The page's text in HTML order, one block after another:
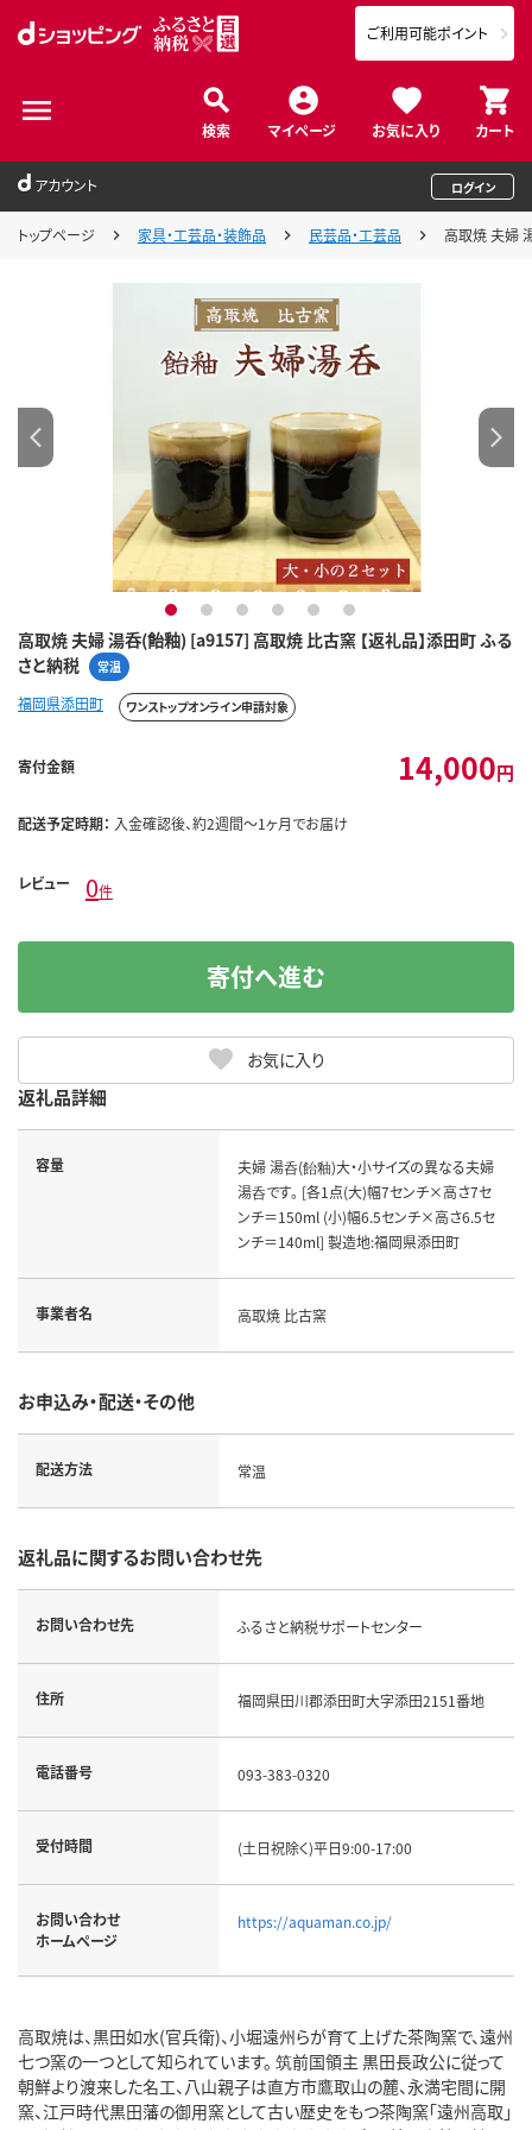
検索 マイページ お気に入り カート
ご利用可能ポイント
アカウント ログイン
トップページ 家具・工芸品・装飾品 民芸品・工芸品 高取焼 夫婦
高取焼 夫婦 湯呑(飴釉) [a9157] 高取焼 比古窯 【返礼品】添田町 ふる
さと納税
常温
1 2 3 4 5 6
福岡県添田町 ワンストップオンライン申請対象
寄付金額 14,000円
配送予定時期： 入金確認後、約2週間～1ヶ月でお届け
レビュー 0件
お気に入り
寄付へ進む
返礼品詳細
容量
夫婦 湯呑(飴釉)大・小サイズの異なる夫婦
湯呑です。 [各1点(大)幅7センチ×高さ7セ
ンチ＝150ml (小)幅6.5センチ×高さ6.5セ
ンチ＝140ml] 製造地:福岡県添田町
事業者名 高取焼 比古窯
お申込み・配送・その他
配送方法 常温
返礼品に関するお問い合わせ先
お問い合わせ先 ふるさと納税サポートセンター
住所 福岡県田川郡添田町大字添田2151番地
電話番号 093-383-0320
受付時間 (土日祝除く)平日9:00-17:00
お問い合わせ
ホームページ
https://aquaman.co.jp/
高取焼は、黒田如水(官兵衛)、小堀遠州らが育て上げた茶陶窯で、遠州
七つ窯の一つとして知られています。 筑前国領主 黒田長政公に従って
朝鮮より渡来した名工、八山親子は直方市鷹取山の麓、永満宅間に開
窯、江戸時代黒田藩の御用窯として古い歴史をもつ茶陶窯「遠州高取」